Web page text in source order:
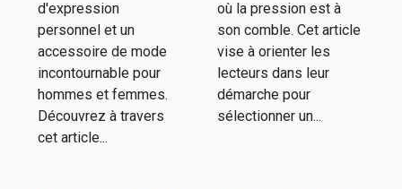
d'expression
personnel et un
accessoire de mode
incontournable pour
hommes et femmes.
Découvrez à travers
cet article...
où la pression est à
son comble. Cet article
vise à orienter les
lecteurs dans leur
démarche pour
sélectionner un...